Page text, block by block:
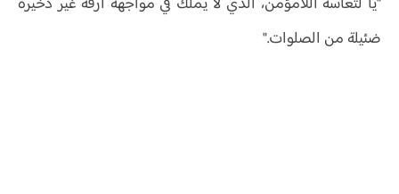
ضئيلة من الصلوات."